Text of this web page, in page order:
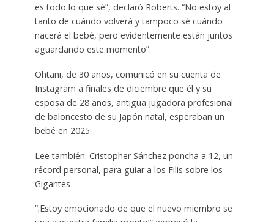
es todo lo que sé”, declaró Roberts. “No estoy al
tanto de cuándo volverá y tampoco sé cuándo
nacerá el bebé, pero evidentemente están juntos
aguardando este momento”.
Ohtani, de 30 años, comunicó en su cuenta de
Instagram a finales de diciembre que él y su
esposa de 28 años, antigua jugadora profesional
de baloncesto de su Japón natal, esperaban un
bebé en 2025.
Lee también: Cristopher Sánchez poncha a 12, un
récord personal, para guiar a los Filis sobre los
Gigantes
“¡Estoy emocionado de que el nuevo miembro se